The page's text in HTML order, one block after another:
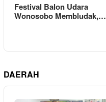
Festival Balon Udara
Wonosobo Membludak,…
DAERAH